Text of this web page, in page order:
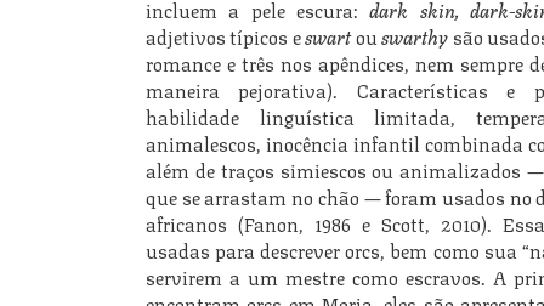
incluem a pele escura:dark skin, dark-
adjetivos típicos eswartouswarthy são
romance e três nos apêndices, nem sempre
maneira pejorativa). Características e
habilidade linguística limitada,
animalescos, inocência infantil combinada
além de traços simiescos ou animalizados
que se arrastam no chão — foram usados no
africanos (Fanon, 1986 e Scott, 2010).
usadas para descrever orcs, bem como sua
servirem a um mestre como escravos. A